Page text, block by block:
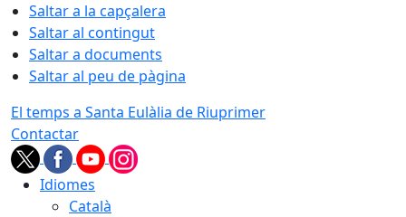
Saltar a la capçalera
Saltar al contingut
Saltar a documents
Saltar al peu de pàgina
El temps a Santa Eulàlia de Riuprimer
Contactar
Idiomes
Català